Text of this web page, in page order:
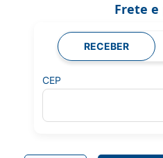
Frete e
RECEBER
CEP